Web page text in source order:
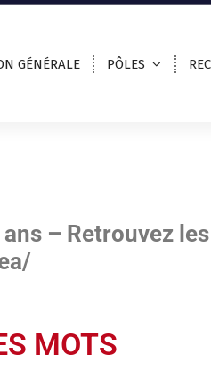
GÉNÉRALE PÔLES
ans – Retrouvez
MOTS